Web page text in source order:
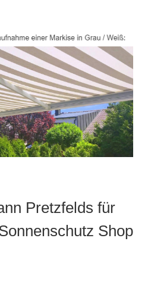
Pretzfelds für
Shop